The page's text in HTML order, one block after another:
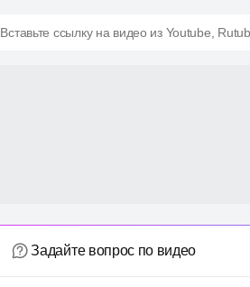
Вставьте ссылку на видео из Youtube,
Задайте вопрос по видео